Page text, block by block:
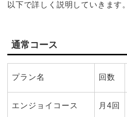
以下で詳しく説明していきます。
通常コース
プラン名 回数
エンジョイコース 月4回